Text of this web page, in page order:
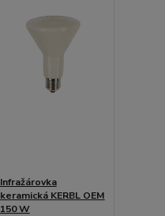
Infražárovka
keramická KERBL OEM
150 W